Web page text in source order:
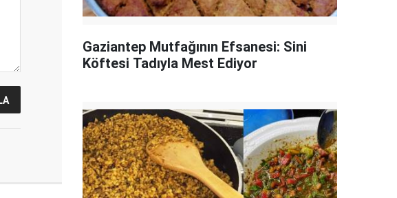
Gaziantep Mutfağının Efsanesi: Sini
Köftesi Tadıyla Mest Ediyor